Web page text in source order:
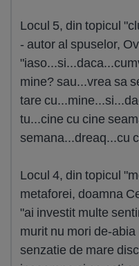
Locul 5, din topicul
- autor al spuselor,
mine? sau...vrea sa
tare
tu...cine cu cine
semana...dreaq...cu
Locul 4, din topicul
metaforei, doamna
"ai investit multe
murit nu mori de-
senzatie de mare